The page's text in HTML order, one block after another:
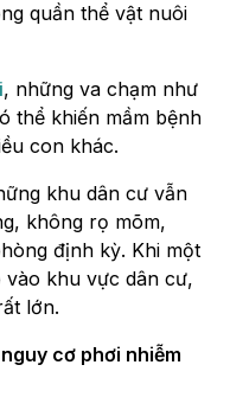
quần thể vật nuôi
, những va chạm như
thể khiến mầm bệnh
con khác.
khu dân cư vẫn
không rọ mõm,
định kỳ. Khi một
khu vực dân cư,
lớn.
cơ phơi nhiễm